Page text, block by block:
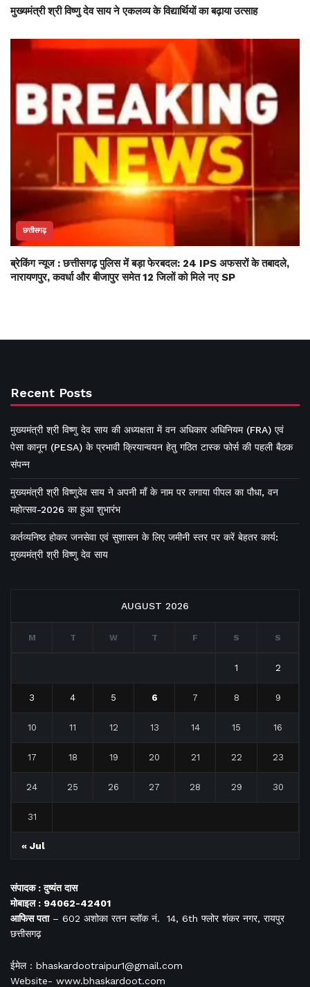
मुख्यमंत्री श्री विष्णु देव साय ने एकलव्य के विद्यार्थियों का बढ़ाया उत्साह
छत्तीसगढ़
ब्रेकिंग न्यूज : छत्तीसगढ़ पुलिस में बड़ा फेरबदल: 24 IPS अफसरों के तबादले,
नारायणपुर, कवर्धा और बीजापुर समेत 12 जिलों को मिले नए SP
Recent Posts
मुख्यमंत्री श्री विष्णु देव साय की अध्यक्षता में वन अधिकार अधिनियम (FRA) एवं
पेसा कानून (PESA) के प्रभावी क्रियान्वयन हेतु गठित टास्क फोर्स की पहली बैठक
संपन्न
मुख्यमंत्री श्री विष्णुदेव साय ने अपनी माँ के नाम पर लगाया पीपल का पौधा, वन
महोत्सव-2026 का हुआ शुभारंभ
कर्तव्यनिष्ठ होकर जनसेवा एवं सुशासन के लिए जमीनी स्तर पर करें बेहतर कार्य:
मुख्यमंत्री श्री विष्णु देव साय
AUGUST 2026
M T W T F S S
1 2
3 4 5 6 7 8 9
10 11 12 13 14 15 16
17 18 19 20 21 22 23
24 25 26 27 28 29 30
31
« Jul
संपादक : दुष्यंत दास
मोबाइल : 94062-42401
आफिसपता– 602 अशोका रतन ब्लॉक नं. 14, 6th फ्लोर शंकर नगर, रायपुर
छत्तीसगढ़
ईमेल : bhaskardootraipur1@gmail.com
Website- www.bhaskardoot.com